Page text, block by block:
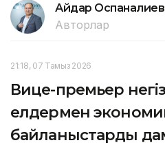
Айдар Оспаналиев
Авторлар
21:18, 07 Тамыз 2026
Вице-премьер
елдермен
байланыстарды